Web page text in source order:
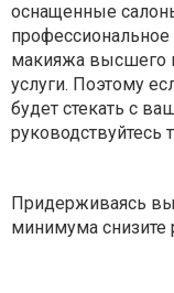
оснащенные
макияжа высшего
услуги. Поэтому
будет стекать с
руководствуйтесь
Придерживаясь
минимума снизите